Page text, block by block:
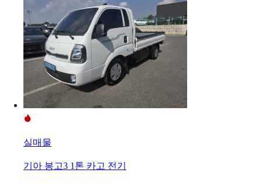
실매물
기아 봉고3 1톤 카고 전기